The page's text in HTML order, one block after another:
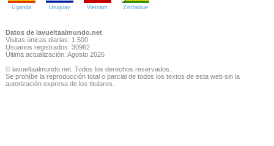
Uganda Uruguay Vietnam Zimbabue
Datos de lavueltaalmundo.net
Visitas únicas diarias: 1.500
Usuarios registrados: 30962
Última actualización: Agosto 2026
© lavueltaalmundo.net. Todos los derechos reservados.
Se prohíbe la reproducción total o parcial de todos los textos de esta web sin la
autorización expresa de los titulares.